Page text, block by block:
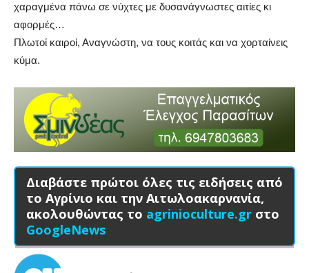
χαραγμένα πάνω σε νύχτες με δυσανάγνωστες αιτίες κι
αφορμές…
Πλωτοί καιροί, Αναγνώστη, να τους κοιτάς και να χορταίνεις
κύμα.
Διαβάστε πρώτοι όλες τις ειδήσεις από
το Αγρίνιο και την Αιτωλοακαρνανία,
ακολουθώντας το agrinioculture.gr στο
GoogleNews